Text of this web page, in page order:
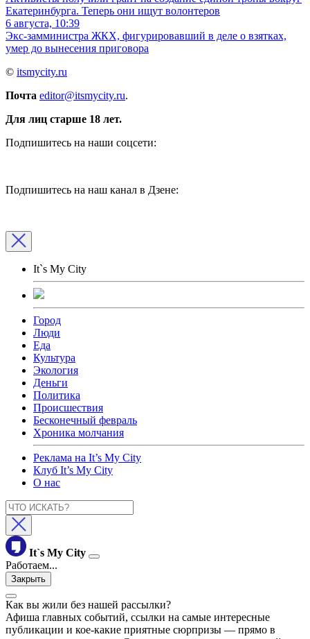
Екатеринбурга. Теперь они ищут волонтеров
6 августа, 10:39
Экс-замминистра ЖКХ, фигурировавший в деле о взятках,
умер до вынесения приговора
© itsmycity.ru
Почта editor@itsmycity.ru.
Для лиц старше 18 лет.
Подпишитесь на наши соцсети:
Подпишитесь на наш канал в Дзене:
It`s My City
Город
Люди
Еда
Культура
Экология
Деньги
Политика
Происшествия
Бесконечный февраль
Хроника молчания
Реклама на It’s My City
Клуб It’s My City
О нас
It`s My City
Работаем...
Закрыть
Как вы жили без нашей рассылки?
Афиша главных событий, ссылки на самые интересные
публикации и кое-какие приятные сюрпризы — прямо в